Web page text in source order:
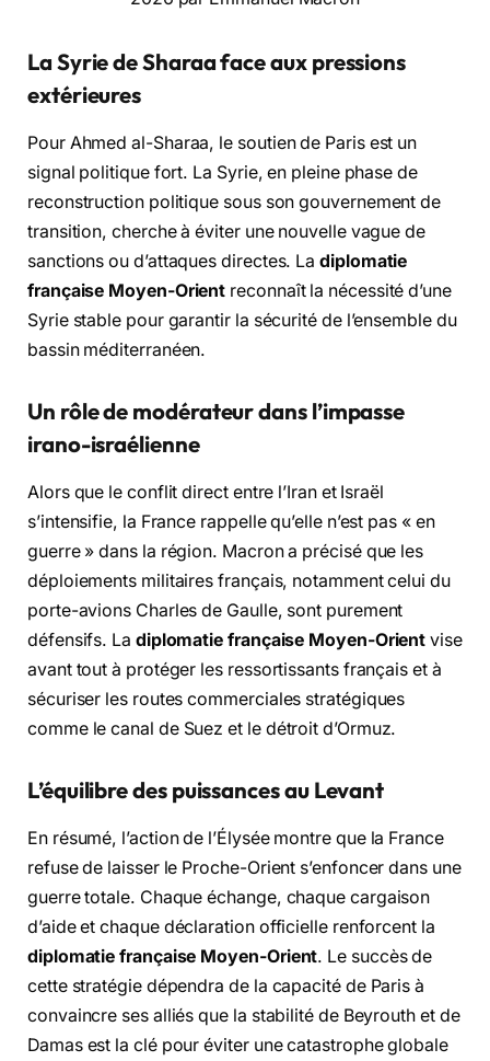
La Syrie de Sharaa face aux pressions
extérieures
Pour Ahmed al-Sharaa, le soutien de Paris est un
signal politique fort. La Syrie, en pleine phase de
reconstruction politique sous son gouvernement de
transition, cherche à éviter une nouvelle vague de
sanctions ou d’attaques directes. Ladiplomatie
française Moyen-Orient reconnaît la nécessité d’une
Syrie stable pour garantir la sécurité de l’ensemble du
bassin méditerranéen.
Un rôle de modérateur dans l’impasse
irano-israélienne
Alors que le conflit direct entre l’Iran et Israël
s’intensifie, la France rappelle qu’elle n’est pas « en
guerre » dans la région. Macron a précisé que les
déploiements militaires français, notamment celui du
porte-avions Charles de Gaulle, sont purement
défensifs. La diplomatie française Moyen-Orient vise
avant tout à protéger les ressortissants français et à
sécuriser les routes commerciales stratégiques
comme le canal de Suez et le détroit d’Ormuz.
L’équilibre des puissances au Levant
En résumé, l’action de l’Élysée montre que la France
refuse de laisser le Proche-Orient s’enfoncer dans une
guerre totale. Chaque échange, chaque cargaison
d’aide et chaque déclaration officielle renforcent la
diplomatie française Moyen-Orient. Le succès de
cette stratégie dépendra de la capacité de Paris à
convaincre ses alliés que la stabilité de Beyrouth et de
Damas est la clé pour éviter une catastrophe globale